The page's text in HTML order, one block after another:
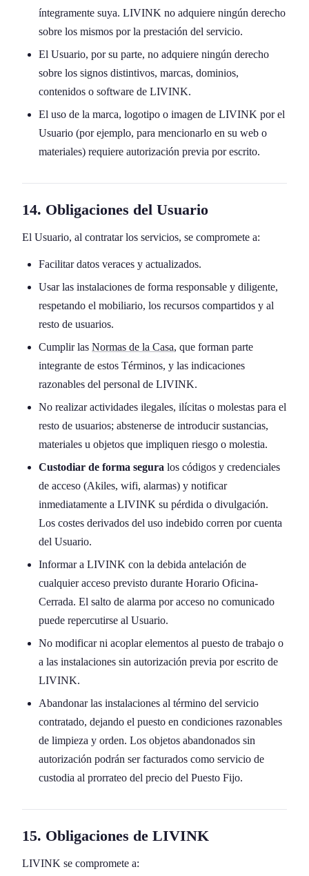
íntegramente suya. LIVINK no adquiere ningún derecho
sobre los mismos por la prestación del servicio.
El Usuario, por su parte, no adquiere ningún derecho
sobre los signos distintivos, marcas, dominios,
contenidos o software de LIVINK.
El uso de la marca, logotipo o imagen de LIVINK por el
Usuario (por ejemplo, para mencionarlo en su web o
materiales) requiere autorización previa por escrito.
14. Obligaciones del Usuario
El Usuario, al contratar los servicios, se compromete a:
Facilitar datos veraces y actualizados.
Usar las instalaciones de forma responsable y diligente,
respetando el mobiliario, los recursos compartidos y al
resto de usuarios.
Cumplir las Normas de la Casa, que forman parte
integrante de estos Términos, y las indicaciones
razonables del personal de LIVINK.
No realizar actividades ilegales, ilícitas o molestas para el
resto de usuarios; abstenerse de introducir sustancias,
materiales u objetos que impliquen riesgo o molestia.
Custodiar de forma segura los códigos y credenciales
de acceso (Akiles, wifi, alarmas) y notificar
inmediatamente a LIVINK su pérdida o divulgación.
Los costes derivados del uso indebido corren por cuenta
del Usuario.
Informar a LIVINK con la debida antelación de
cualquier acceso previsto durante Horario Oficina-
Cerrada. El salto de alarma por acceso no comunicado
puede repercutirse al Usuario.
No modificar ni acoplar elementos al puesto de trabajo o
a las instalaciones sin autorización previa por escrito de
LIVINK.
Abandonar las instalaciones al término del servicio
contratado, dejando el puesto en condiciones razonables
de limpieza y orden. Los objetos abandonados sin
autorización podrán ser facturados como servicio de
custodia al prorrateo del precio del Puesto Fijo.
15. Obligaciones de LIVINK
LIVINK se compromete a: